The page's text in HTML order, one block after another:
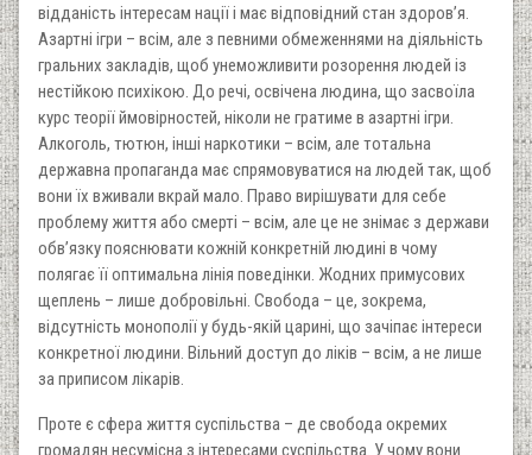
відданість інтересам нації і має відповідний стан здоров’я.
Азартні ігри – всім, але з певними обмеженнями на діяльність
гральних закладів, щоб унеможливити розорення людей із
нестійкою психікою. До речі, освічена людина, що засвоїла
курс теорії ймовірностей, ніколи не гратиме в азартні ігри.
Алкоголь, тютюн, інші наркотики – всім, але тотальна
державна пропаганда має спрямовуватися на людей так, щоб
вони їх вживали вкрай мало. Право вирішувати для себе
проблему життя або смерті – всім, але це не знімає з держави
обв’язку пояснювати кожній конкретній людині в чому
полягає її оптимальна лінія поведінки. Жодних примусових
щеплень – лише добровільні. Свобода – це, зокрема,
відсутність монополії у будь-якій царині, що зачіпає інтереси
конкретної людини. Вільний доступ до ліків – всім, а не лише
за приписом лікарів.
Проте є сфера життя суспільства – де свобода окремих
громадян несумісна з інтересами суспільства. У чому вони